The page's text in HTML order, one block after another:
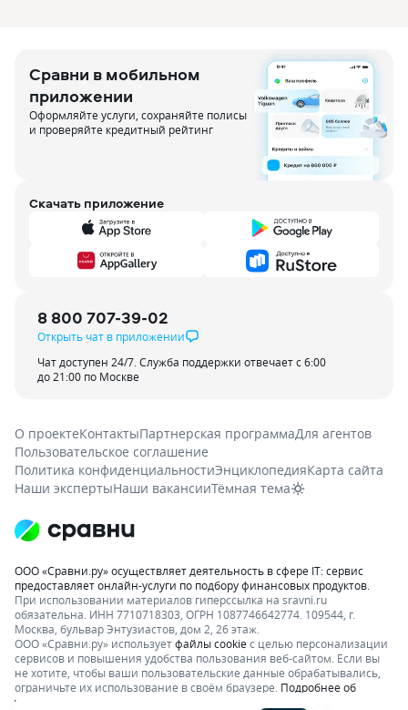
Сравни в мобильном
приложении
Оформляйте услуги, сохраняйте полисы
и проверяйте кредитный рейтинг
Скачать приложение
8 800 707-39-02
Открыть чат в приложении
Чат доступен 24/7. Служба поддержки отвечает с 6:00
до 21:00 по Москве
О проектеКонтактыПартнерская программаДля агентов
Пользовательское соглашение
Политика конфиденциальностиЭнциклопедияКарта сайта
Наши экспертыНаши вакансииТёмная тема
ООО «Сравни.ру» осуществляет деятельность в сфере IT: сервис
предоставляет онлайн-услуги по подбору финансовых продуктов.
При использовании материалов гиперссылка на sravni.ru
обязательна. ИНН 7710718303, ОГРН 1087746642774. 109544, г.
Москва, бульвар Энтузиастов, дом 2, 26 этаж.
ООО «Сравни.ру» используетфайлы cookieс целью персонализации
сервисов и повышения удобства пользования веб-сайтом. Если вы
не хотите, чтобы ваши пользовательские данные обрабатывались,
ограничьте их использование в своём браузере. Подробнее об
условиях.